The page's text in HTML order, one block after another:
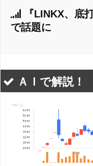
『LINKX、底
で話題に
ＡＩで解説！